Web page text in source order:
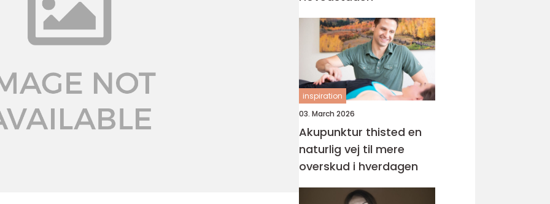
inspiration
03. March 2026
Akupunktur thisted en
naturlig vej til mere
overskud i hverdagen